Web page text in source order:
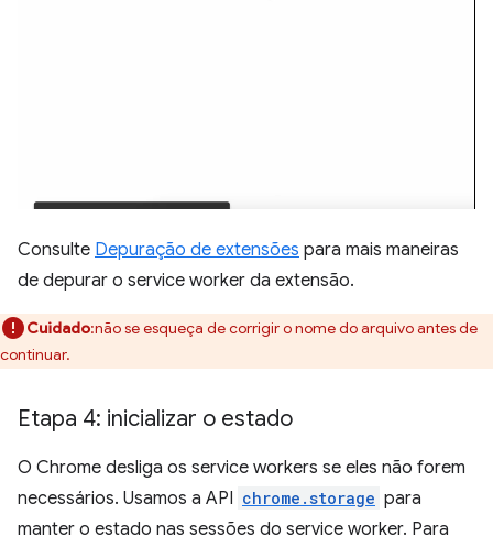
Consulte Depuração de extensões para mais maneiras
de depurar o service worker da extensão.
Cuidado:não se esqueça de corrigir o nome do arquivo antes de
continuar.
Etapa 4: inicializar o estado
O Chrome desliga os service workers se eles não forem
necessários. Usamos a API chrome.storage para
manter o estado nas sessões do service worker. Para